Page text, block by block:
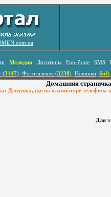
Мелодии Логотипы Fun-Zone SMS
(3147) Фотогалерея (3238) Новинки Soft
Домашняя
Девушка, где на клавиатуре телефона
Для